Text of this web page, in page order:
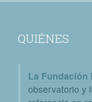
QUIÉNES
La Fundación
observatorio y